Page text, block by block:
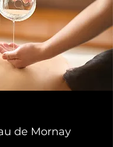
de Mornay